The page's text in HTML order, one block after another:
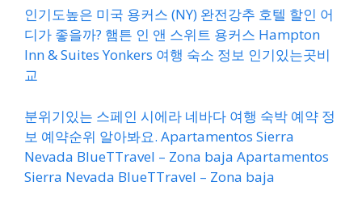
인기도높은 미국 용커스 (NY) 완전강추 호텔 할인 어
디가 좋을까? 햄튼 인 앤 스위트 용커스 Hampton
Inn & Suites Yonkers 여행 숙소 정보 인기있는곳비
교
분위기있는 스페인 시에라 네바다 여행 숙박 예약 정
보 예약순위 알아봐요. Apartamentos Sierra
Nevada BlueTTravel – Zona baja Apartamentos
Sierra Nevada BlueTTravel – Zona baja